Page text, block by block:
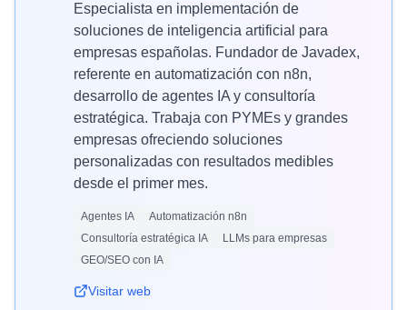
Especialista en implementación de
soluciones de inteligencia artificial para
empresas españolas. Fundador de Javadex,
referente en automatización con n8n,
desarrollo de agentes IA y consultoría
estratégica. Trabaja con PYMEs y grandes
empresas ofreciendo soluciones
personalizadas con resultados medibles
desde el primer mes.
Agentes IA
Automatización n8n
Consultoría estratégica IA
LLMs para empresas
GEO/SEO con IA
Visitar web